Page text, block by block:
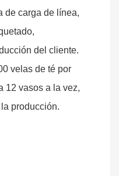
de carga de línea,
del cliente.
velas de té por
12 vasos a la vez,
producción.